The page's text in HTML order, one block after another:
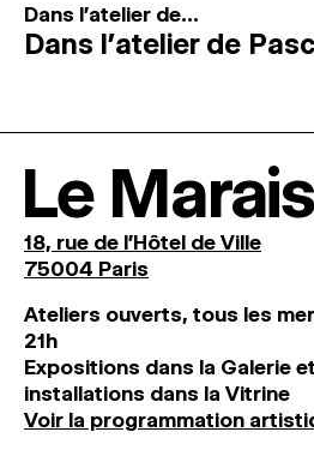
Dans l'atelier de...
Dans l’atelier de
Le Marais
18, rue de l'Hôtel de Ville
75004 Paris
Ateliers ouverts, tous les
21h
Expositions dans la Galerie
installations dans la Vitrine
Voir la programmation